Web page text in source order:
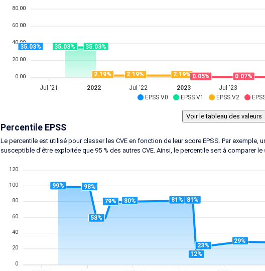
EPSS V0 EPSS V1 EPSS V2
80.00
60.00
40.00
20.00
0.00
35.03% 35.03% 35.03%
2.19% 2.19% 2.19% 0.05% 0.07%
Jul '21 2022 Jul '22 2023 Jul '23
Percentile EPSS
Le percentile est utilisé pour classer les CVE en fonction de leur score EPSS. Par exemple,
susceptible d'être exploitée que 95 % des autres CVE. Ainsi, le percentile sert à comparer
120
100
80
60
40
20
0
99% 98%
58%
79% 80% 81% 81%
12%
23%
29%